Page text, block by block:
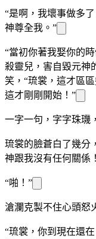
“是啊，我壞事做多
神尊全我。”
“當初你著我娶你的
殺靈兒，害自毀元神
笑，“琉裳，這才區
這才剛剛開始！”
一字一句，字字珠璣
琉裳的臉蒼白了幾分
神跟我沒有任何關係
“啪！”
滄瀾克製不住心頭怒
“琉裳，你到現在還在